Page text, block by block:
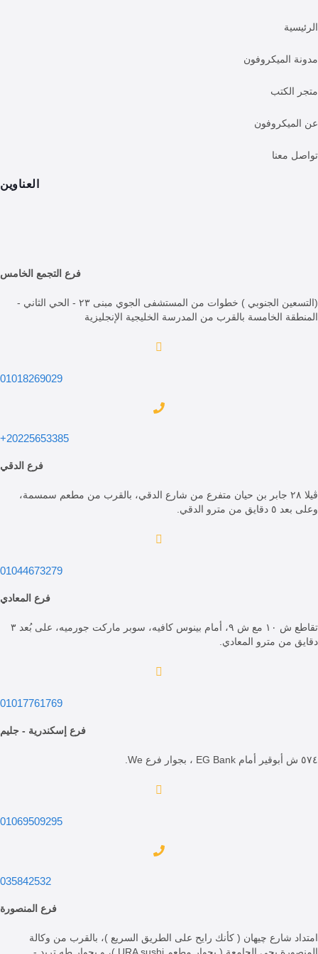
العناوين
فرع التجمع الخامس
(التسعين الجنوبي ) خطوات من المستشفى الجوي مبنى ٢٣ - الحي الثاني -
الخامسة بالقرب من المدرسة الخليجية الإنجليزية
01018269029
20225653385+
فرع الدقي
٢٨ جابر بن حيان متفرع من شارع الدقي، بالقرب من مطعم سمسمة،
01044673279
فرع المعادي
تقاطع ش ١٠ مع ش ٩، أمام بينوس كافيه، سوبر ماركت جورميه، على بُعد ٣
مترو المعادي.
01017761769
فرع إسكندرية - جليم
01069509295
035842532
فرع المنصورة
چيهان ( كأنك رايح على الطريق السريع )، بالقرب من وكالة